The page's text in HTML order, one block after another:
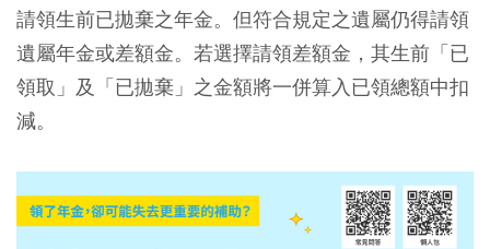
請領生前已拋棄之年金。但符合規定之遺屬仍得請領
遺屬年金或差額金。若選擇請領差額金，其生前「已
領取」及「已拋棄」之金額將一併算入已領總額中扣
減。